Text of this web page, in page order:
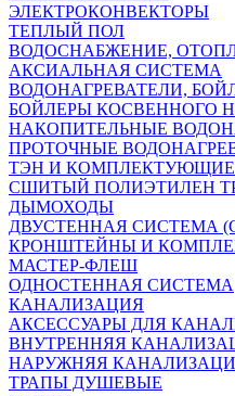
ЭЛЕКТРОКОНВЕКТОРЫ
ТЕПЛЫЙ ПОЛ
ВОДОСНАБЖЕНИЕ,
АКСИАЛЬНАЯ СИСТЕМА
ВОДОНАГРЕВАТЕЛИ,
БОЙЛЕРЫ КОСВЕННОГО
НАКОПИТЕЛЬНЫЕ
ПРОТОЧНЫЕ
ТЭН И КОМПЛЕКТУЮЩИЕ
СШИТЫЙ ПОЛИЭТИЛЕН
ДЫМОХОДЫ
ДВУСТЕННАЯ СИСТЕМА
КРОНШТЕЙНЫ И
МАСТЕР-ФЛЕШ
ОДНОСТЕННАЯ СИСТЕМА
КАНАЛИЗАЦИЯ
АКСЕССУАРЫ ДЛЯ
ВНУТРЕННЯЯ
НАРУЖНЯЯ
ТРАПЫ ДУШЕВЫЕ